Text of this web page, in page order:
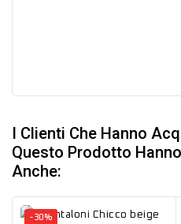
I Clienti Che Hanno
Questo Prodotto
Anche:
-30%